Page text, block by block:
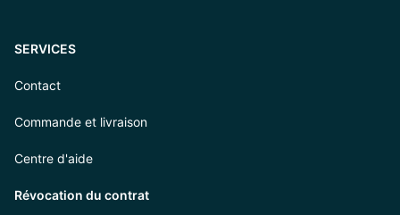
SERVICES
Contact
Commande et livraison
Centre d'aide
Révocation du contrat